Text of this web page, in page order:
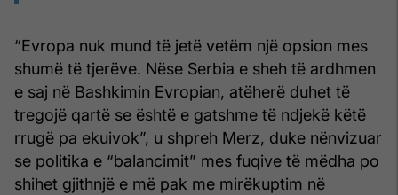
“Evropa nuk mund të jetë vetëm një opsion mes
shumë të tjerëve. Nëse Serbia e sheh të ardhmen
e saj në Bashkimin Evropian, atëherë duhet të
tregojë qartë se është e gatshme të ndjekë këtë
rrugë pa ekuivok”, u shpreh Merz, duke nënvizuar
se politika e “balancimit” mes fuqive të mëdha po
shihet gjithnjë e më pak me mirëkuptim në